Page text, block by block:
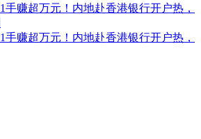
手赚超万元！内地赴香港银行开户热，
手赚超万元！内地赴香港银行开户热，